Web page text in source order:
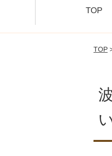
TOP
TOP